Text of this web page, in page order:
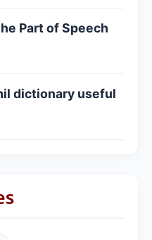
Part of Speech
dictionary useful